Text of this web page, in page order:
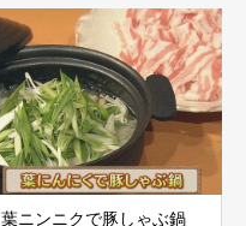
葉ニンニクで豚しゃぶ鍋